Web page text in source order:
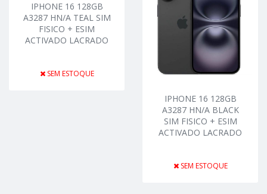
IPHONE 16 128GB
A3287 HN/A TEAL SIM
FISICO + ESIM
ACTIVADO LACRADO
SEM ESTOQUE
IPHONE 16 128GB
A3287 HN/A BLACK
SIM FISICO + ESIM
ACTIVADO LACRADO
SEM ESTOQUE